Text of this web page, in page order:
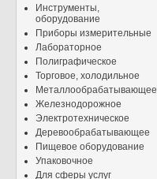
Инструменты,
оборудование
Приборы измерительные
Лабораторное
Полиграфическое
Торговое, холодильное
Металлообрабатывающее
Железнодорожное
Электротехническое
Деревообрабатывающее
Пищевое оборудование
Упаковочное
Для сферы услуг